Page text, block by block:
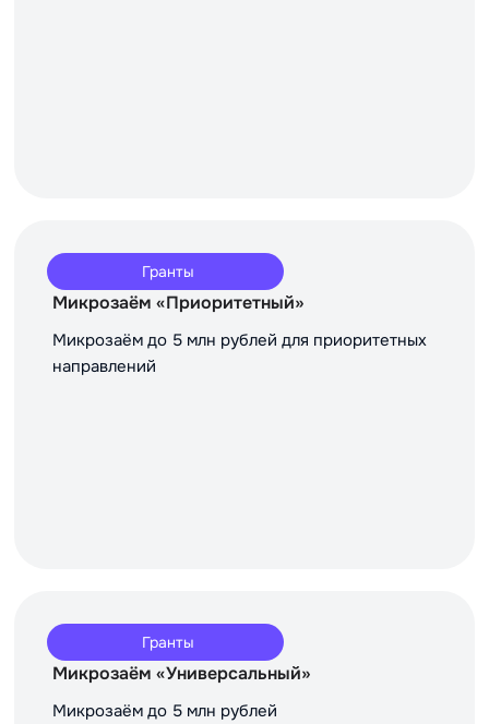
Гранты
Микрозаём «Приоритетный»
Микрозаём до 5 млн рублей для приоритетных
направлений
Гранты
Микрозаём «Универсальный»
Микрозаём до 5 млн рублей